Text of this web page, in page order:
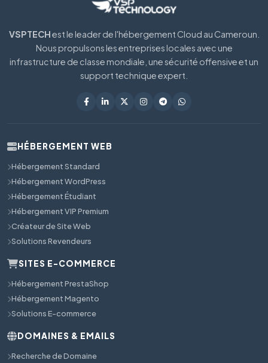
VSPTECHest le leader de l'hébergement Cloud au Cameroun.
Nous propulsons les entreprises locales avec une
infrastructure de classe mondiale, une sécurité offensive et un
support technique expert.
HÉBERGEMENT WEB
Hébergement Standard
Hébergement WordPress
Hébergement Étudiant
Hébergement VIP Premium
Créateur de Site Web
Solutions Revendeurs
SITES E-COMMERCE
Hébergement PrestaShop
Hébergement Magento
Solutions E-commerce
DOMAINES & EMAILS
Recherche de Domaine